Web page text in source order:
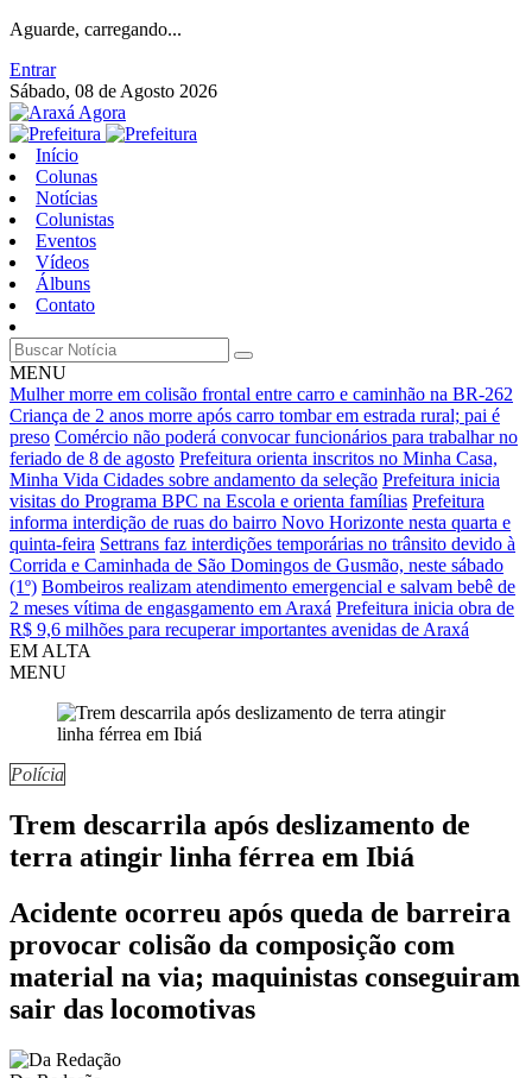
Aguarde, carregando...
Entrar
Sábado, 08 de Agosto 2026
Início
Colunas
Notícias
Colunistas
Eventos
Vídeos
Álbuns
Contato
MENU
Mulher morre em colisão frontal entre carro e caminhão na BR-262
Criança de 2 anos morre após carro tombar em estrada rural; pai é
preso Comércio não poderá convocar funcionários para trabalhar no
feriado de 8 de agosto Prefeitura orienta inscritos no Minha Casa,
Minha Vida Cidades sobre andamento da seleção Prefeitura inicia
visitas do Programa BPC na Escola e orienta famílias Prefeitura
informa interdição de ruas do bairro Novo Horizonte nesta quarta e
quinta-feira Settrans faz interdições temporárias no trânsito devido à
Corrida e Caminhada de São Domingos de Gusmão, neste sábado
(1º) Bombeiros realizam atendimento emergencial e salvam bebê de
2 meses vítima de engasgamento em Araxá Prefeitura inicia obra de
R$ 9,6 milhões para recuperar importantes avenidas de Araxá
EM ALTA
MENU
Polícia
Trem descarrila após deslizamento de
terra atingir linha férrea em Ibiá
Acidente ocorreu após queda de barreira
provocar colisão da composição com
material na via; maquinistas conseguiram
sair das locomotivas